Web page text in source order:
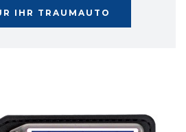
IHR TRAUMAUTO